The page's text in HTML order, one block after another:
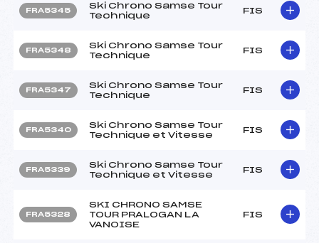
FRA5345
Ski Chrono Samse Tour
Technique
FIS
FRA5348
Ski Chrono Samse Tour
Technique
FIS
FRA5347
Ski Chrono Samse Tour
Technique
FIS
FRA5340
Ski Chrono Samse Tour
Technique et Vitesse
FIS
FRA5339
Ski Chrono Samse Tour
Technique et Vitesse
FIS
FRA5328
SKI CHRONO SAMSE
TOUR PRALOGAN LA
VANOISE
FIS